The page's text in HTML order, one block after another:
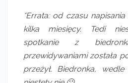
*Errata: od czasu
kilka miesięcy. Tedi
spotkanie z
przewidywaniami została
przeżył. Biedronka,